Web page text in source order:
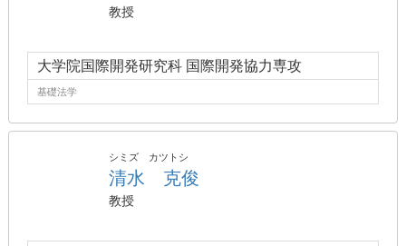
教授
大学院国際開発研究科 国際開発協力専攻
基礎法学
シミズ カツトシ
清水 克俊
教授